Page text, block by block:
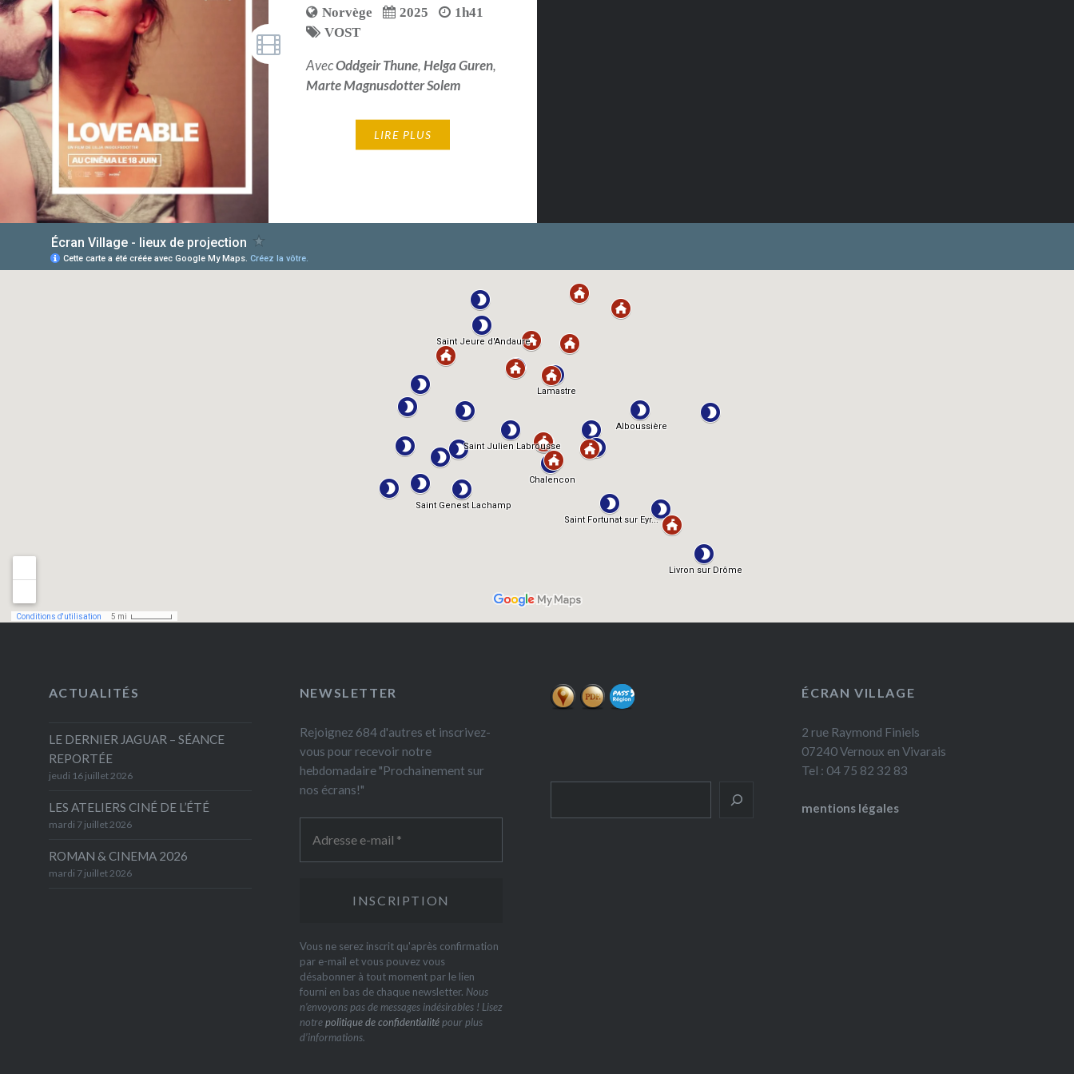
Norvège 2025
1h41
VOST
AvecOddgeir Thune,Helga Guren,
Marte Magnusdotter Solem
LIRE PLUS
ACTUALITÉS
LE DERNIER JAGUAR – SÉANCE
REPORTÉE
jeudi 16 juillet 2026
LES ATELIERS CINÉ DE L’ÉTÉ
mardi 7 juillet 2026
ROMAN & CINEMA 2026
mardi 7 juillet 2026
NEWSLETTER
Rejoignez 684 d'autres et inscrivez-
vous pour recevoir notre
hebdomadaire "Prochainement sur
nos écrans!"
Vous ne serez inscrit qu'après confirmation
par e-mail et vous pouvez vous
désabonner à tout moment par le lien
fourni en bas de chaque newsletter. Nous
n’envoyons pas de messages indésirables ! Lisez
notrepolitique de confidentialitépour plus
d’informations.
ÉCRAN VILLAGE
2 rue Raymond Finiels
07240 Vernoux en Vivarais
Tel : 04 75 82 32 83
mentions légales